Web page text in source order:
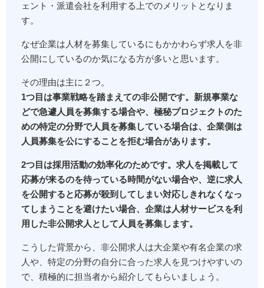
ェント・派遣会社を利用する上でのメリットとなりま
す。
なぜ企業は人材を募集しているにもかかわらず求人を非
公開にしているのか気になる方が多いと思います。
その理由は主に２つ。
1つ目は事業戦略を踏まえての非公開です。新規事業な
どで急遽人員を募集する場合や、極秘プロジェクトのた
めの特定の分野で人員を募集している場合は、企業側は
人員募集を公にすることを拒む場合があります。
2つ目は採用活動の効率化のためです。求人を掲載して
応募が来るのを待っている時間がない場合や、逆に求人
を公開すると応募が殺到してしまい対応しきれなくなっ
てしまうことを避けたい場合、企業は人材サービスを利
用した非公開求人として人員を募集します。
こうした背景から、非公開求人は大企業や有名企業の求
人や、特定の分野の自分に合った求人を見つけやすいの
で、積極的に担当者から紹介してもらいましょう。